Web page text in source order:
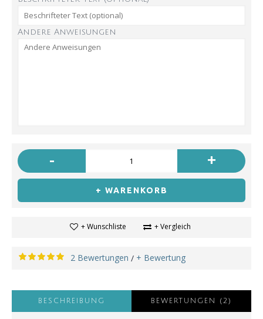
Andere Anweisungen
- +
+ WARENKORB
+ Wunschliste + Vergleich
2 Bewertungen / + Bewertung
BESCHREIBUNG BEWERTUNGEN (2)